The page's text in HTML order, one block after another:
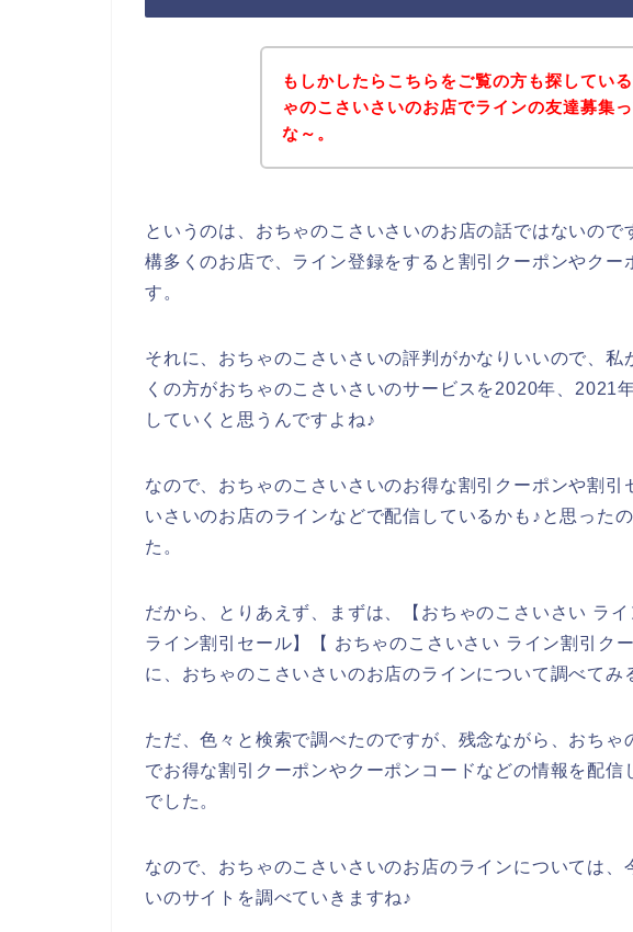
もしかしたらこちらをご覧の方も探してい
ゃのこさいさいのお店でラインの友達募集
な～。
というのは、おちゃのこさいさいのお店の話ではないの
構多くのお店で、ライン登録をすると割引クーポンやクー
す。
それに、おちゃのこさいさいの評判がかなりいいので、私
くの方がおちゃのこさいさいのサービスを2020年、2021
していくと思うんですよね♪
なので、おちゃのこさいさいのお得な割引クーポンや割引
いさいのお店のラインなどで配信しているかも♪と思った
た。
だから、とりあえず、まずは、【おちゃのこさいさい ラ
ライン割引セール】【 おちゃのこさいさい ライン割引ク
に、おちゃのこさいさいのお店のラインについて調べてみ
ただ、色々と検索で調べたのですが、残念ながら、おち
でお得な割引クーポンやクーポンコードなどの情報を配信
でした。
なので、おちゃのこさいさいのお店のラインについては、
いのサイトを調べていきますね♪